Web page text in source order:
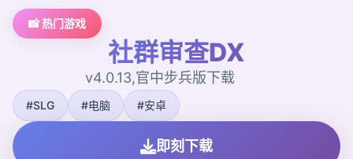
📸 热门游戏
社群审查DX
v4.0.13,官中步兵版下载
#SLG #电脑 #安卓
即刻下载